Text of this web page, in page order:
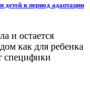
детей в период адаптации
и остается
как для ребенка
специфики